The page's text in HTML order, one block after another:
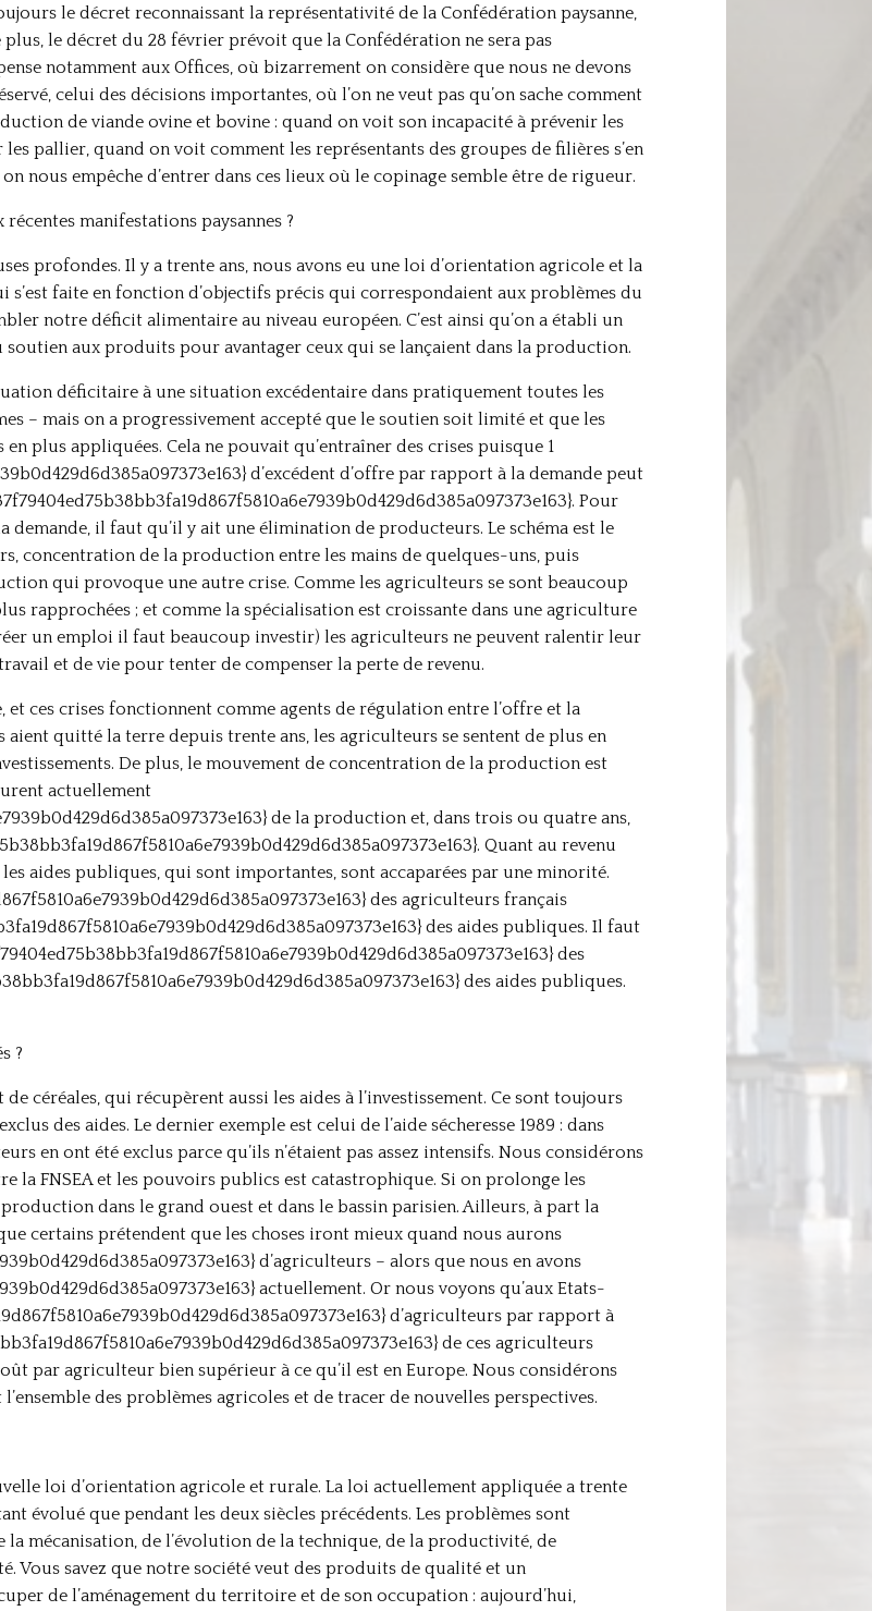
le décret reconnaissant la représentativité de la Confédération paysanne,
le décret du 28 février prévoit que la Confédération ne sera pas
notamment aux Offices, où bizarrement on considère que nous ne devons
celui des décisions importantes, où l’on ne veut pas qu’on sache comment
de viande ovine et bovine : quand on voit son incapacité à prévenir les
pallier, quand on voit comment les représentants des groupes de filières s’en
nous empêche d’entrer dans ces lieux où le copinage semble être de rigueur.
manifestations paysannes ?
profondes. Il y a trente ans, nous avons eu une loi d’orientation agricole et la
s’est faite en fonction d’objectifs précis qui correspondaient aux problèmes du
notre déficit alimentaire au niveau européen. C’est ainsi qu’on a établi un
aux produits pour avantager ceux qui se lançaient dans la production.
déficitaire à une situation excédentaire dans pratiquement toutes les
– mais on a progressivement accepté que le soutien soit limité et que les
plus appliquées. Cela ne pouvait qu’entraîner des crises puisque 1
d’excédent d’offre par rapport à la demande peut
Pour
il faut qu’il y ait une élimination de producteurs. Le schéma est le
concentration de la production entre les mains de quelques-uns, puis
qui provoque une autre crise. Comme les agriculteurs se sont beaucoup
rapprochées ; et comme la spécialisation est croissante dans une agriculture
un emploi il faut beaucoup investir) les agriculteurs ne peuvent ralentir leur
et de vie pour tenter de compenser la perte de revenu.
ces crises fonctionnent comme agents de régulation entre l’offre et la
quitté la terre depuis trente ans, les agriculteurs se sentent de plus en
De plus, le mouvement de concentration de la production est
actuellement
de la production et, dans trois ou quatre ans,
Quant au revenu
aides publiques, qui sont importantes, sont accaparées par une minorité.
des agriculteurs français
des aides publiques. Il faut
des
des aides publiques.
?
céréales, qui récupèrent aussi les aides à l’investissement. Ce sont toujours
des aides. Le dernier exemple est celui de l’aide sécheresse 1989 : dans
en ont été exclus parce qu’ils n’étaient pas assez intensifs. Nous considérons
la FNSEA et les pouvoirs publics est catastrophique. Si on prolonge les
dans le grand ouest et dans le bassin parisien. Ailleurs, à part la
certains prétendent que les choses iront mieux quand nous aurons
d’agriculteurs – alors que nous en avons
actuellement. Or nous voyons qu’aux Etats-
d’agriculteurs par rapport à
de ces agriculteurs
par agriculteur bien supérieur à ce qu’il est en Europe. Nous considérons
des problèmes agricoles et de tracer de nouvelles perspectives.
loi d’orientation agricole et rurale. La loi actuellement appliquée a trente
évolué que pendant les deux siècles précédents. Les problèmes sont
mécanisation, de l’évolution de la technique, de la productivité, de
Vous savez que notre société veut des produits de qualité et un
de l’aménagement du territoire et de son occupation : aujourd’hui,